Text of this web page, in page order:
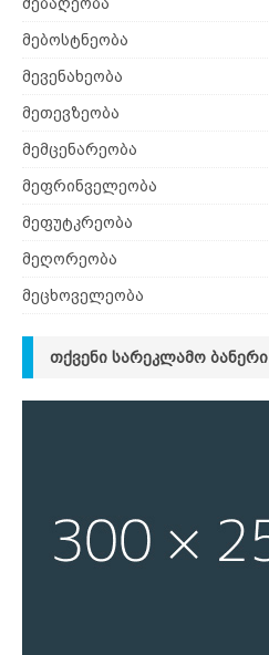
მებაღეობა
მებოსტნეობა
მევენახეობა
მეთევზეობა
მემცენარეობა
მეფრინველეობა
მეფუტკრეობა
მეღორეობა
მეცხოველეობა
ᲗᲥᲕᲔᲜᲘ ᲡᲐᲠᲔᲙᲚᲐᲛᲝ ᲑᲐᲜᲔᲠᲘ